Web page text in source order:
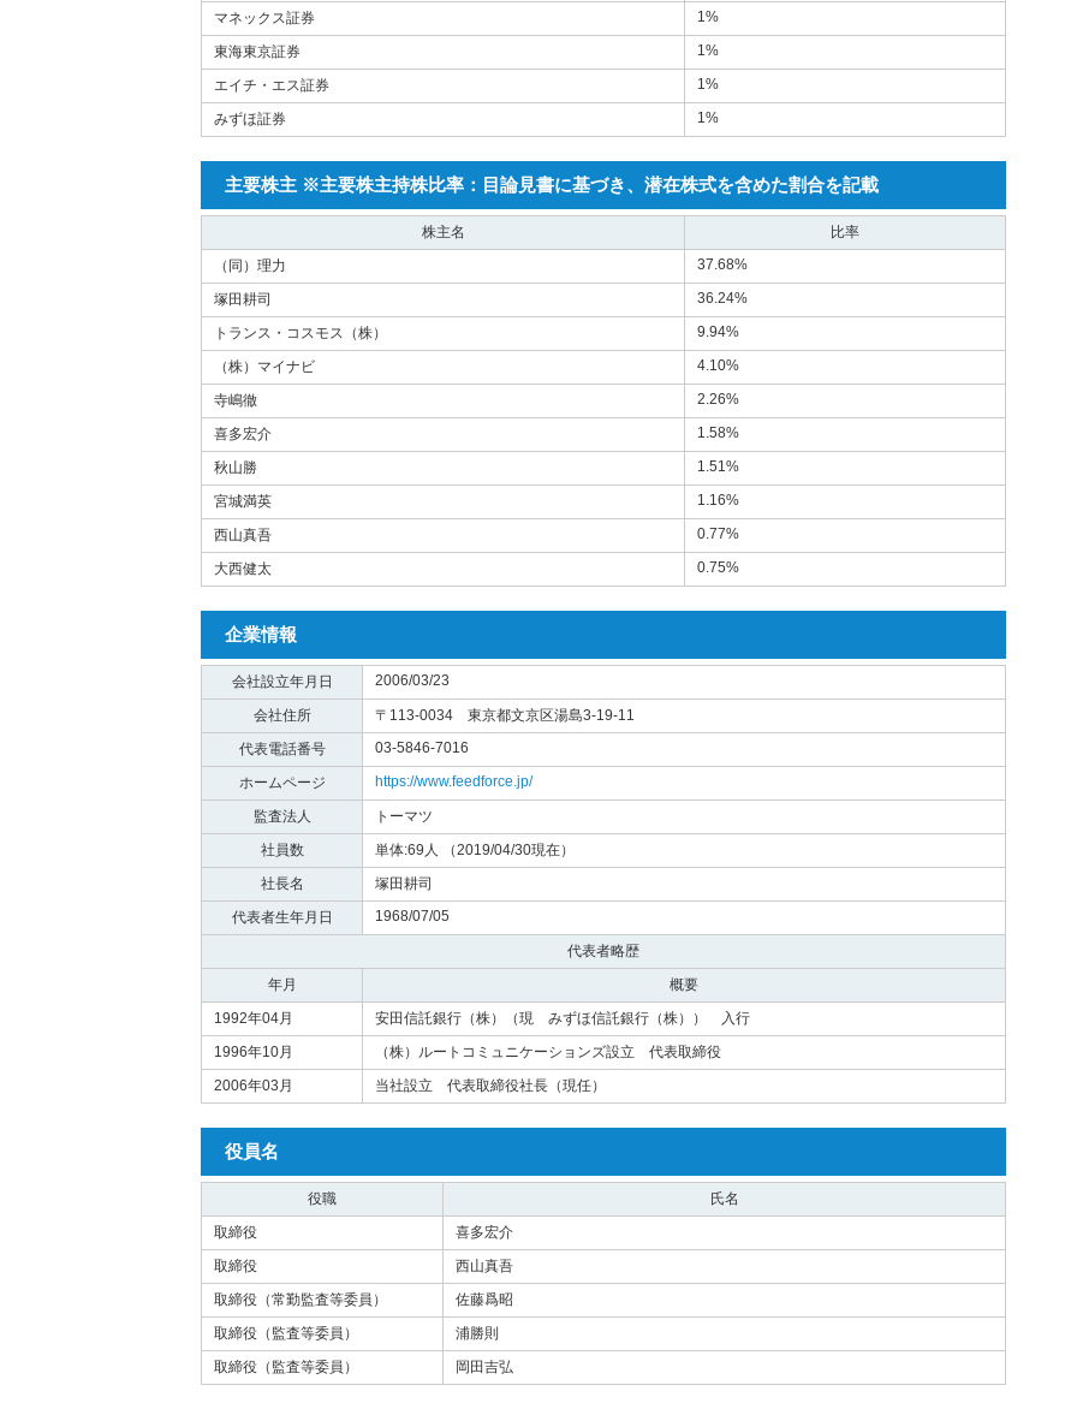
マネックス証券 1%
東海東京証券 1%
エイチ・エス証券 1%
みずほ証券 1%
主要株主 ※主要株主持株比率：目論見書に基づき、潜在株式を含めた割合を記載
株主名
比率
（同）理力
37.68%
塚田耕司 36.24%
トランス・コスモス（株） 9.94%
（株）マイナビ 4.10%
寺嶋徹 2.26%
喜多宏介 1.58%
秋山勝 1.51%
宮城満英 1.16%
西山真吾 0.77%
大西健太 0.75%
企業情報
会社設立年月日 2006/03/23
会社住所
〒113-0034 東京都文京区湯島3-19-11
代表電話番号
03-5846-7016
ホームページ https://www.feedforce.jp/
監査法人
トーマツ
社員数
単体:69人 （2019/04/30現在）
社長名
塚田耕司
代表者生年月日
1968/07/05
代表者略歴
年月
概要
1992年04月
安田信託銀行（株）（現 みずほ信託銀行（株）） 入行
1996年10月
（株）ルートコミュニケーションズ設立 代表取締役
2006年03月
当社設立 代表取締役社長（現任）
役員名
役職
氏名
取締役
喜多宏介
取締役
西山真吾
取締役（常勤監査等委員）
佐藤爲昭
取締役（監査等委員）
浦勝則
取締役（監査等委員）
岡田吉弘